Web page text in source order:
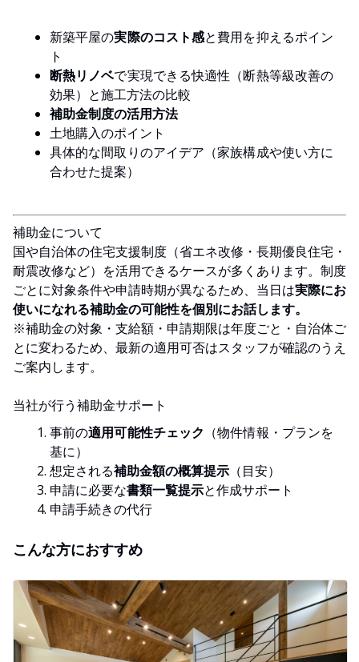
新築平屋の実際のコスト感と費用を抑えるポイン
ト
断熱リノベで実現できる快適性（断熱等級改善の
効果）と施工方法の比較
補助金制度の活用方法
土地購入のポイント
具体的な間取りのアイデア（家族構成や使い方に
合わせた提案）
補助金について
国や自治体の住宅支援制度（省エネ改修・長期優良住宅・
耐震改修など）を活用できるケースが多くあります。制度
ごとに対象条件や申請時期が異なるため、当日は実際にお
使いになれる補助金の可能性を個別にお話します。
※補助金の対象・支給額・申請期限は年度ごと・自治体ご
とに変わるため、最新の適用可否はスタッフが確認のうえ
ご案内します。
当社が行う補助金サポート
事前の適用可能性チェック （物件情報・プランを
基に）
想定される補助金額の概算提示 （目安）
申請に必要な書類一覧提示と作成サポート
申請手続きの代行
こんな方におすすめ